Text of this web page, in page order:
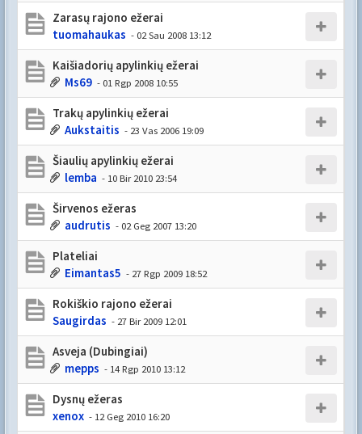
Zarasų rajono ežerai
tuomahaukas - 02 Sau 2008 13:12
Kaišiadorių apylinkių ežerai
Ms69 - 01 Rgp 2008 10:55
Trakų apylinkių ežerai
Aukstaitis - 23 Vas 2006 19:09
Šiaulių apylinkių ežerai
lemba - 10 Bir 2010 23:54
Širvenos ežeras
audrutis - 02 Geg 2007 13:20
Plateliai
Eimantas5 - 27 Rgp 2009 18:52
Rokiškio rajono ežerai
Saugirdas - 27 Bir 2009 12:01
Asveja (Dubingiai)
mepps - 14 Rgp 2010 13:12
Dysnų ežeras
xenox - 12 Geg 2010 16:20